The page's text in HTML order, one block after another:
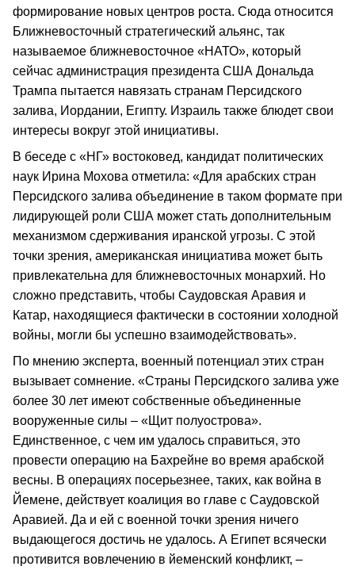
формирование новых центров роста. Сюда относится
Ближневосточный стратегический альянс, так
называемое ближневосточное «НАТО», который
сейчас администрация президента США Дональда
Трампа пытается навязать странам Персидского
залива, Иордании, Египту. Израиль также блюдет свои
интересы вокруг этой инициативы.
В беседе с «НГ» востоковед, кандидат политических
наук Ирина Мохова отметила: «Для арабских стран
Персидского залива объединение в таком формате при
лидирующей роли США может стать дополнительным
механизмом сдерживания иранской угрозы. С этой
точки зрения, американская инициатива может быть
привлекательна для ближневосточных монархий. Но
сложно представить, чтобы Саудовская Аравия и
Катар, находящиеся фактически в состоянии холодной
войны, могли бы успешно взаимодействовать».
По мнению эксперта, военный потенциал этих стран
вызывает сомнение. «Страны Персидского залива уже
более 30 лет имеют собственные объединенные
вооруженные силы – «Щит полуострова».
Единственное, с чем им удалось справиться, это
провести операцию на Бахрейне во время арабской
весны. В операциях посерьезнее, таких, как война в
Йемене, действует коалиция во главе с Саудовской
Аравией. Да и ей с военной точки зрения ничего
выдающегося достичь не удалось. А Египет всячески
противится вовлечению в йеменский конфликт, –